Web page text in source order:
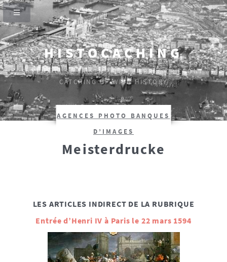
HISTOCACHING
SI CEUX-CI SE TAISENT, LES PIERRES CRIERONT.
CATCHING UP WITH HISTORY
AGENCES PHOTO BANQUES
D’IMAGES
Meisterdrucke
LES ARTICLES INDIRECT DE LA RUBRIQUE
Entrée d’Henri IV à Paris le 22 mars 1594